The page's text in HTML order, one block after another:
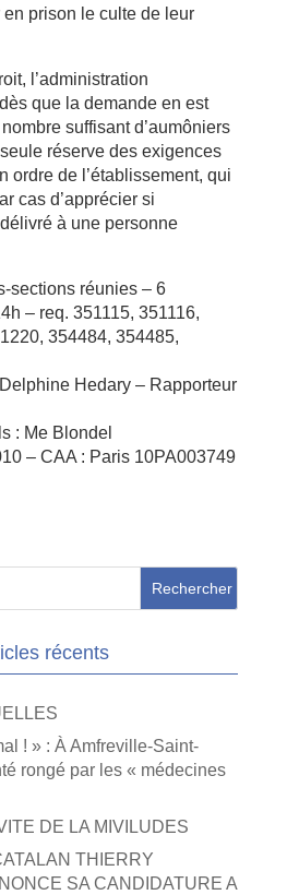
prison le culte de leur
l’administration
que la demande en est
suffisant d’aumôniers
réserve des exigences
ordre de l’établissement, qui
cas d’apprécier si
délivré à une personne
sections réunies – 6
– req. 351115, 351116,
354484, 354485,
Hedary – Rapporteur
: Me Blondel
– CAA : Paris 10PA003749
récents
! » : À Amfreville-Saint-
rongé par les « médecines
DE LA MIVILUDES
THIERRY
SA CANDIDATURE A